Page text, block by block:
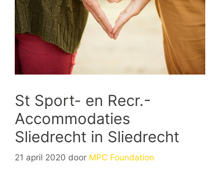
St Sport- en Recr.-
Accommodaties
Sliedrecht in Sliedrecht
21 april 2020 door MPC Foundation